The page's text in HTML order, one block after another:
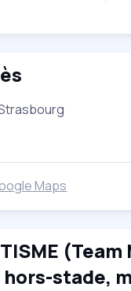
Maps
stade,